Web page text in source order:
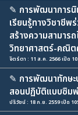
✎ การพัฒนาการ
เรียนรู้ทางวิชาชีพ
สร้างความสามาร
วิทยาศาสตร์-คณิต
จิตร์ตา : 11 ส.ค. 2566 เปิด
✎ การพัฒนาทักษะ
สอนปฏิบัติแบบซิม
ปริวัชน์ : 18 ก.ย. 2559 เปิด